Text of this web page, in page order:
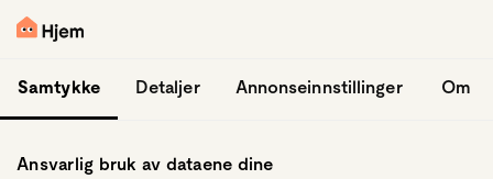
Samtykke Detaljer Annonseinnstillinger Om
Ansvarlig bruk av dataene dine